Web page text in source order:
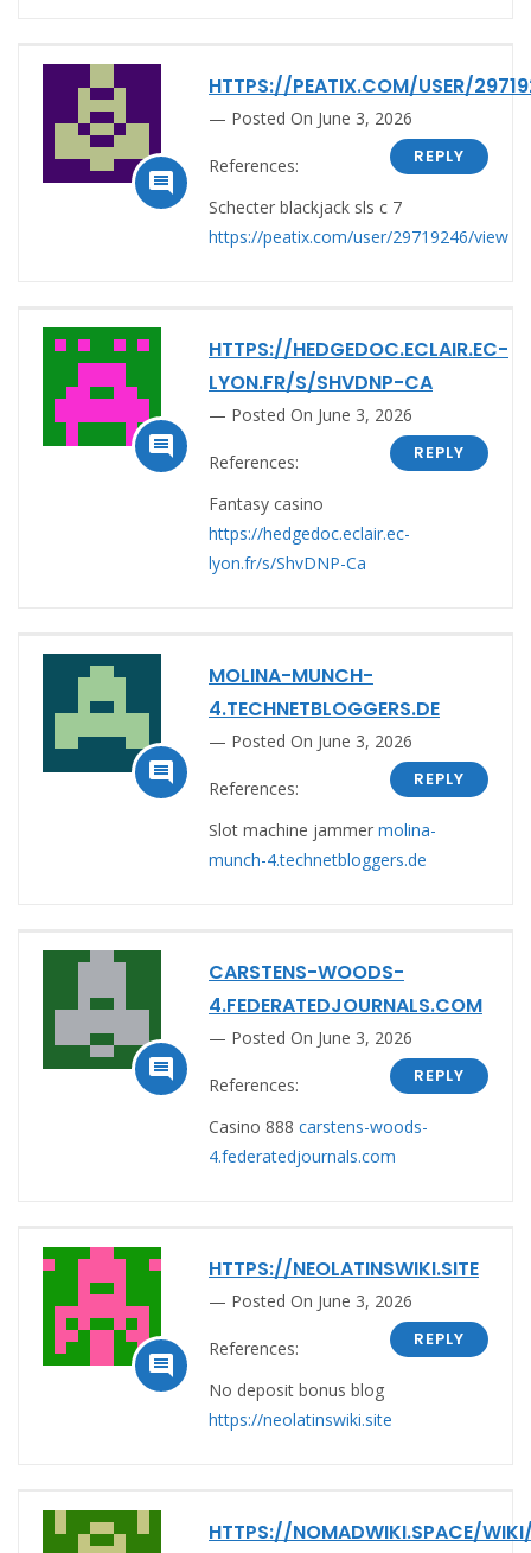

HTTPS://PEATIX.COM/USER/
Posted On June 3, 2026
REPLY
References:
Schecter blackjack sls c 7
https://peatix.com/user/29719246/view

HTTPS://HEDGEDOC.ECLAIR.EC-
LYON.FR/S/SHVDNP-CA
Posted On June 3, 2026
REPLY
References:
Fantasy casino
https://hedgedoc.eclair.ec-
lyon.fr/s/ShvDNP-Ca

MOLINA-MUNCH-
4.TECHNETBLOGGERS.DE
Posted On June 3, 2026
REPLY
References:
Slot machine jammer molina-
munch-4.technetbloggers.de

CARSTENS-WOODS-
4.FEDERATEDJOURNALS.COM
Posted On June 3, 2026
REPLY
References:
Casino 888 carstens-woods-
4.federatedjournals.com

HTTPS://NEOLATINSWIKI.SITE
Posted On June 3, 2026
REPLY
References:
No deposit bonus blog
https://neolatinswiki.site
HTTPS://NOMADWIKI.SPACE/